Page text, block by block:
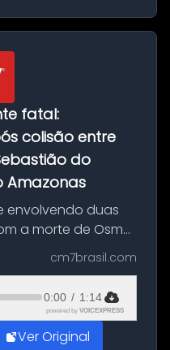
fatal:
colisão entre
do
Amazonas
envolvendo duas
a morte de Osmar
anos, no município
no interior do
n...
cm7brasil.com
0:00 / 1:14
powered by VOICEXPRESS
Ver Original